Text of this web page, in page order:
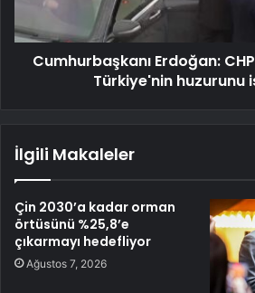
Cumhurbaşkanı Erdoğan:
Türkiye'nin huzurunu
İlgili Makaleler
Çin 2030’a kadar orman
örtüsünü %25,8’e
çıkarmayı hedefliyor
Ağustos 7, 2026